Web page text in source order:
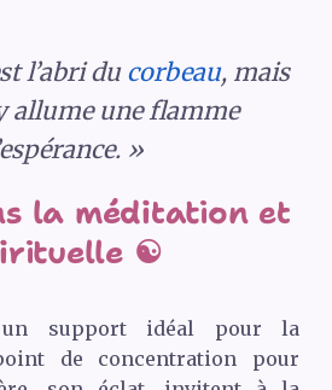
l’abri du corbeau, mais
allume une flamme
»
la méditation et
☯️
support idéal pour la
de concentration pour